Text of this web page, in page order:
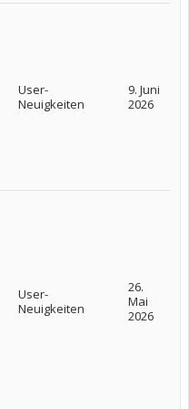
User-
Neuigkeiten
9. Juni
2026
User-
Neuigkeiten
26.
Mai
2026